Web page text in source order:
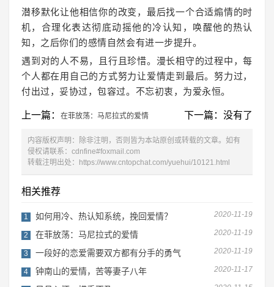
潜移默化让他相信你的改变，最后找一个合适煽情的时
机，合理化表达彻底动摇他的冷认知，唤醒他的热认
知，之后你们的感情自然会有进一步提升。
遇到对的人不易，且行且珍惜。漫长相守的过程中，每
个人都在用自己的方式努力让爱情走到最后。努力过，
付出过，妥协过，包容过。不忘初衷，为爱永恒。
上一篇： 在菲放荡：马尼拉式的爱情 下一篇：没有了
内容版权声明：除非注明，否则皆为本站原创或转载的文章。如有
侵权请联系：cdnfine#foxmail.com
转载注明出处：
https://www.cntopchat.com/yuehui/10121.html
相关推荐
2020-11-19
1 如何用冷、热认知系统，挽回爱情？
2020-11-19
2 在菲放荡：马尼拉式的爱情
2020-11-19
3 一段好的恋爱需要双方都有分手的勇气
2020-11-17
4 钟南山的爱情，苦等妻子八年